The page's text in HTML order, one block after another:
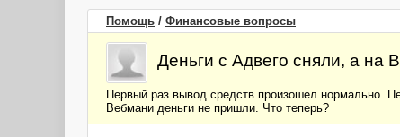
Помощь / Финансовые вопросы
Деньги с Адвего сняли, а на
Первый раз вывод средств произошел нормально.
Вебмани деньги не пришли. Что теперь?